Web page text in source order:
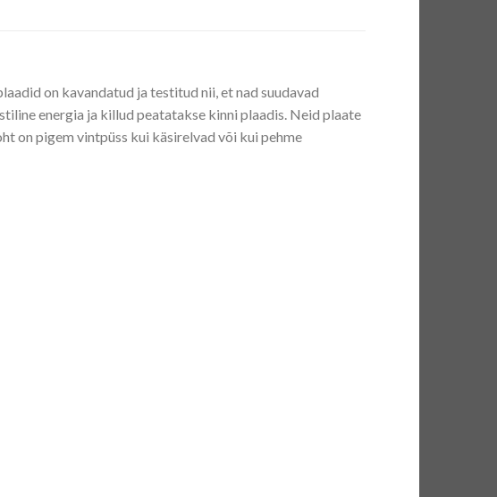
on kavandatud ja testitud nii, et nad suudavad
energia ja killud peatatakse kinni plaadis. Neid plaate
on pigem vintpüss kui käsirelvad või kui pehme